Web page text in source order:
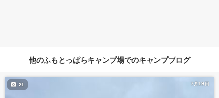
他のふもとっぱらキャンプ場でのキャンプブログ
7月19日
21